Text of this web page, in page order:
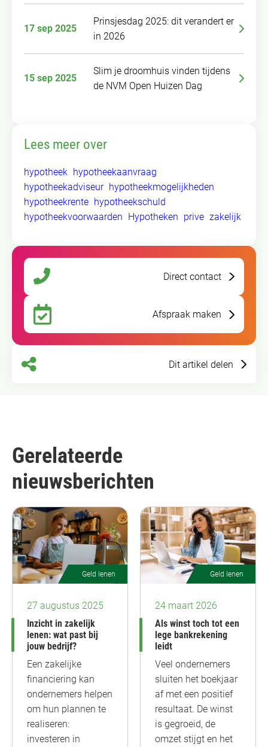
17 sep 2025
Prinsjesdag 2025: dit verandert er
in 2026
15 sep 2025
Slim je droomhuis vinden tijdens
de NVM Open Huizen Dag
Lees meer over
hypotheek hypotheekaanvraag
hypotheekadviseur hypotheekmogelijkheden
hypotheekrente hypotheekschuld
hypotheekvoorwaarden Hypotheken prive zakelijk
Direct contact
Afspraak maken
Dit artikel delen
Gerelateerde
nieuwsberichten
Geld lenen
27 augustus 2025
Inzicht in zakelijk
lenen: wat past bij
jouw bedrijf?
Een zakelijke
financiering kan
ondernemers helpen
om hun plannen te
realiseren:
investeren in
Geld lenen
24 maart 2026
Als winst toch tot een
lege bankrekening
leidt
Veel ondernemers
sluiten het boekjaar
af met een positief
resultaat. De winst
is gegroeid, de
omzet stijgt en het